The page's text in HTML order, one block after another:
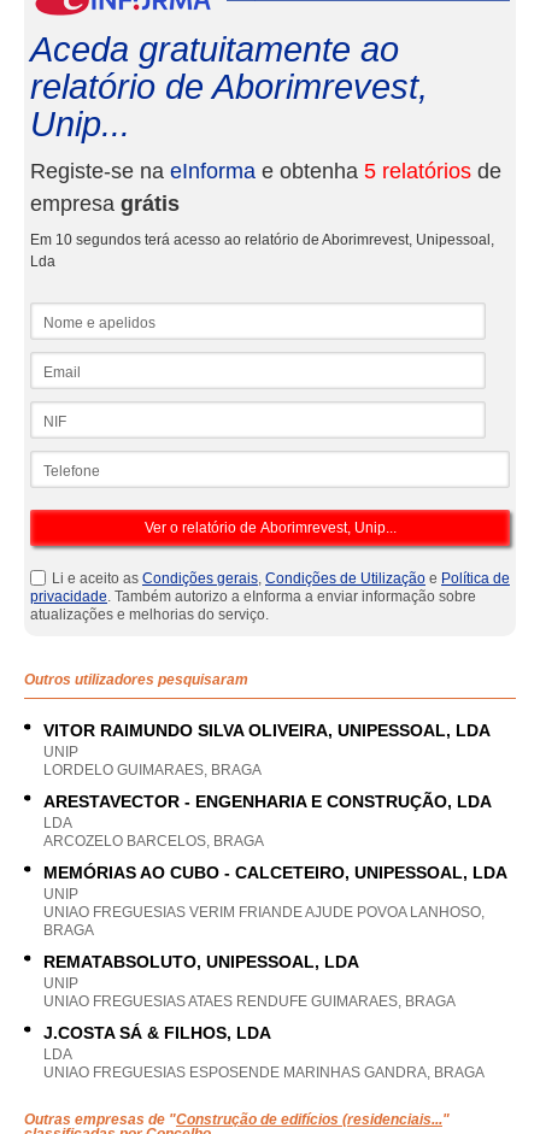
Aceda gratuitamente ao
relatório de Aborimrevest,
Unip...
Registe-se na eInforma e obtenha 5 relatórios de
empresa grátis
Em 10 segundos terá acesso ao relatório de Aborimrevest, Unipessoal,
Lda
Li e aceito as Condições gerais, Condições de Utilização e Política de
privacidade. Também autorizo a eInforma a enviar informação sobre
atualizações e melhorias do serviço.
Outros utilizadores pesquisaram
VITOR RAIMUNDO SILVA OLIVEIRA, UNIPESSOAL, LDA
UNIP
LORDELO GUIMARAES, BRAGA
ARESTAVECTOR - ENGENHARIA E CONSTRUÇÃO, LDA
LDA
ARCOZELO BARCELOS, BRAGA
MEMÓRIAS AO CUBO - CALCETEIRO, UNIPESSOAL, LDA
UNIP
UNIAO FREGUESIAS VERIM FRIANDE AJUDE POVOA LANHOSO,
BRAGA
REMATABSOLUTO, UNIPESSOAL, LDA
UNIP
UNIAO FREGUESIAS ATAES RENDUFE GUIMARAES, BRAGA
J.COSTA SÁ & FILHOS, LDA
LDA
UNIAO FREGUESIAS ESPOSENDE MARINHAS GANDRA, BRAGA
Outras empresas de "Construção de edifícios (residenciais..."